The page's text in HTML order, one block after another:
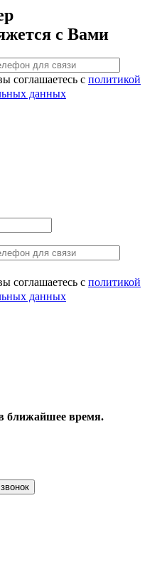
с Вами
соглашаетесь с политикой
данных
соглашаетесь с политикой
данных
ближайшее время.